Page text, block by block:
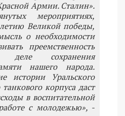
Армии. Сталин».
мероприятиях,
Великой победы,
о необходимости
преемственность
сохранения
нашего народа.
истории Уральского
корпуса даст
в воспитательной
с молодежью», -